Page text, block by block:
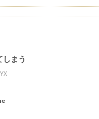
まう